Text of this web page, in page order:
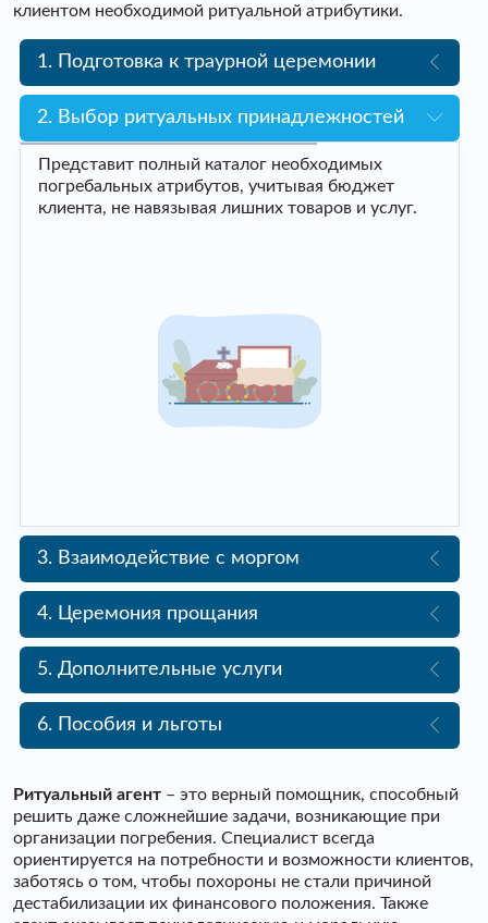
клиентом необходимой ритуальной атрибутики.
1. Подготовка к траурной церемонии
2. Выбор ритуальных принадлежностей
Представит полный каталог необходимых
погребальных атрибутов, учитывая бюджет
клиента, не навязывая лишних товаров и услуг.
3. Взаимодействие с моргом
4. Церемония прощания
5. Дополнительные услуги
6. Пособия и льготы
Ритуальный агент – это верный помощник, способный
решить даже сложнейшие задачи, возникающие при
организации погребения. Специалист всегда
ориентируется на потребности и возможности клиентов,
заботясь о том, чтобы похороны не стали причиной
дестабилизации их финансового положения. Также